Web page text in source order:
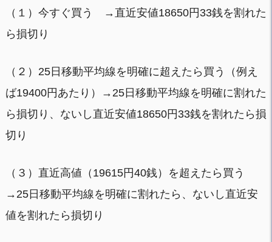
（１）今すぐ買う →直近安値18650円33銭を割れた
ら損切り
（２）25日移動平均線を明確に超えたら買う（例え
ば19400円あたり）→25日移動平均線を明確に割れた
ら損切り、ないし直近安値18650円33銭を割れたら損
切り
（３）直近高値（19615円40銭）を超えたら買う
→25日移動平均線を明確に割れたら、ないし直近安
値を割れたら損切り